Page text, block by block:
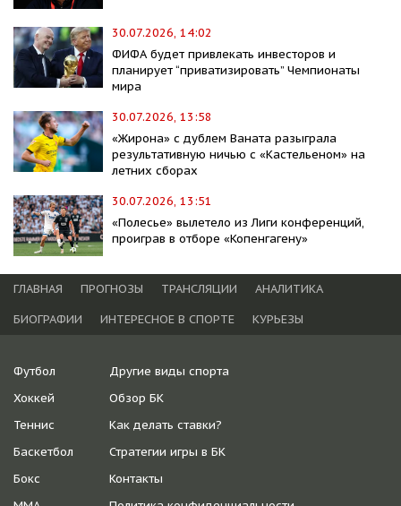
30.07.2026, 14:02
ФИФА будет привлекать инвесторов и
планирует “приватизировать” Чемпионаты
мира
30.07.2026, 13:58
«Жирона» с дублем Ваната разыграла
результативную ничью с «Кастельеном» на
летних сборах
30.07.2026, 13:51
«Полесье» вылетело из Лиги конференций,
проиграв в отборе «Копенгагену»
ГЛАВНАЯ ПРОГНОЗЫ ТРАНСЛЯЦИИ
АНАЛИТИКА
БИОГРАФИИ
ИНТЕРЕСНОЕ В СПОРТЕ КУРЬЕЗЫ
Футбол
Хоккей
Теннис
Баскетбол
Бокс
Другие виды спорта
Обзор БК
Как делать ставки?
Стратегии игры в БК
Контакты